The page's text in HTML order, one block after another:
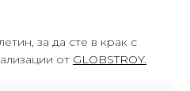
за да сте в крак с
от GLOBSTROY.